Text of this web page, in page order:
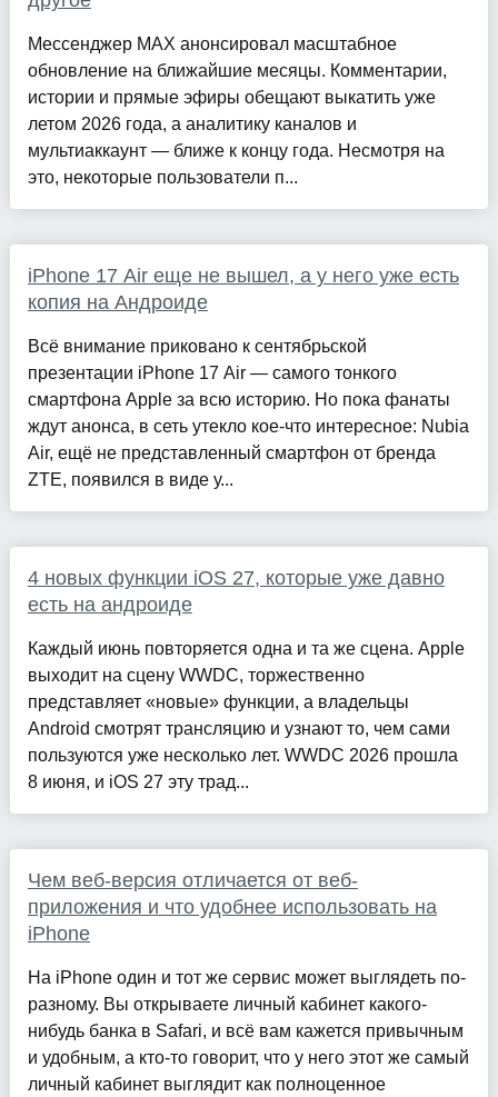
Мессенджер MAX анонсировал масштабное
обновление на ближайшие месяцы. Комментарии,
истории и прямые эфиры обещают выкатить уже
летом 2026 года, а аналитику каналов и
мультиаккаунт — ближе к концу года. Несмотря на
это, некоторые пользователи п...
iPhone 17 Air еще не вышел, а у него уже есть
копия на Андроиде
Всё внимание приковано к сентябрьской
презентации iPhone 17 Air — самого тонкого
смартфона Apple за всю историю. Но пока фанаты
ждут анонса, в сеть утекло кое-что интересное: Nubia
Air, ещё не представленный смартфон от бренда
ZTE, появился в виде у...
4 новых функции iOS 27, которые уже давно
есть на андроиде
Каждый июнь повторяется одна и та же сцена. Apple
выходит на сцену WWDC, торжественно
представляет «новые» функции, а владельцы
Android смотрят трансляцию и узнают то, чем сами
пользуются уже несколько лет. WWDC 2026 прошла
8 июня, и iOS 27 эту трад...
Чем веб-версия отличается от веб-
приложения и что удобнее использовать на
iPhone
На iPhone один и тот же сервис может выглядеть по-
разному. Вы открываете личный кабинет какого-
нибудь банка в Safari, и всё вам кажется привычным
и удобным, а кто-то говорит, что у него этот же самый
личный кабинет выглядит как полноценное